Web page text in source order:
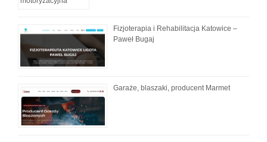
Fizjoterapia i Rehabilitacja Katowice –
Paweł Bugaj
Garaże, blaszaki, producent Marmet